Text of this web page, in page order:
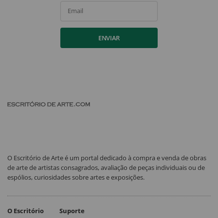
Email
ENVIAR
O Escritório de Arte é um portal dedicado à compra e venda de obras
de arte de artistas consagrados, avaliação de peças individuais ou de
espólios, curiosidades sobre artes e exposições.
O Escritório Suporte